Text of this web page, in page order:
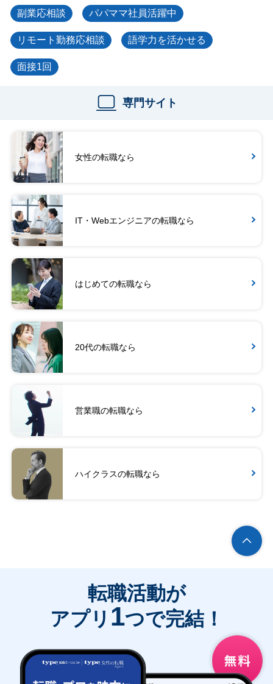
副業応相談 パパママ社員活躍中
リモート勤務応相談 語学力を活かせる
面接1回
専門サイト
女性の転職なら
IT・Webエンジニアの転職なら
はじめての転職なら
20代の転職なら
営業職の転職なら
ハイクラスの転職なら
転職活動が
アプリ 1つで完結！